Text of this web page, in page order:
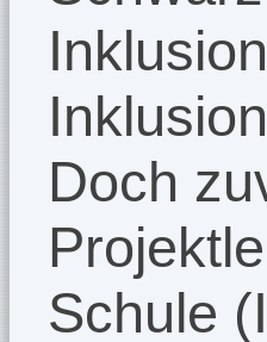
Doch
Schule